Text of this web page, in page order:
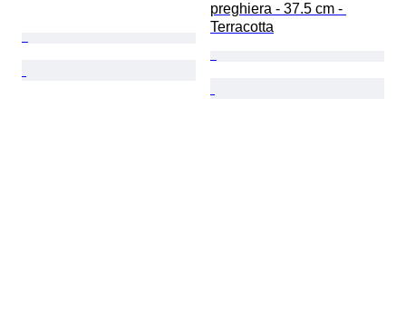
preghiera - 37.5 cm -
Terracotta